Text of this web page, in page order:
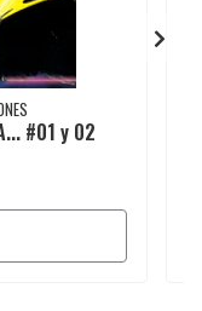
#01 y 02